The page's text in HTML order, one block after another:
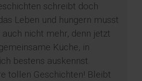
schreibt doch
Leben und hungern musst
nicht mehr, denn jetzt
Küche, in
bestens auskennst.
tollen Geschichten! Bleibt